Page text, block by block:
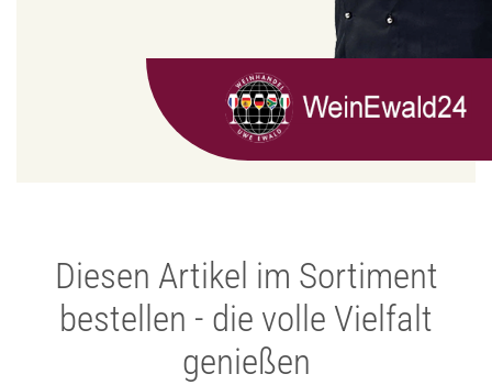
Diesen Artikel im Sortiment
bestellen - die volle Vielfalt
genießen